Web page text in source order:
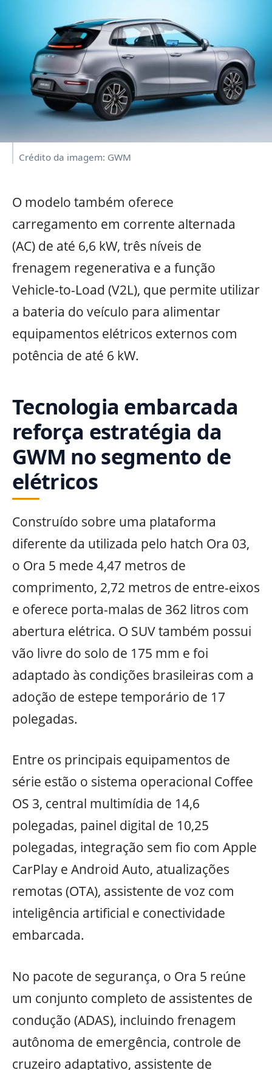
Crédito da imagem: GWM
O modelo também oferece
carregamento em corrente alternada
(AC) de até 6,6 kW, três níveis de
frenagem regenerativa e a função
Vehicle-to-Load (V2L), que permite utilizar
a bateria do veículo para alimentar
equipamentos elétricos externos com
potência de até 6 kW.
Tecnologia embarcada
reforça estratégia da
GWM no segmento de
elétricos
Construído sobre uma plataforma
diferente da utilizada pelo hatch Ora 03,
o Ora 5 mede 4,47 metros de
comprimento, 2,72 metros de entre-eixos
e oferece porta-malas de 362 litros com
abertura elétrica. O SUV também possui
vão livre do solo de 175 mm e foi
adaptado às condições brasileiras com a
adoção de estepe temporário de 17
polegadas.
Entre os principais equipamentos de
série estão o sistema operacional Coffee
OS 3, central multimídia de 14,6
polegadas, painel digital de 10,25
polegadas, integração sem fio com Apple
CarPlay e Android Auto, atualizações
remotas (OTA), assistente de voz com
inteligência artificial e conectividade
embarcada.
No pacote de segurança, o Ora 5 reúne
um conjunto completo de assistentes de
condução (ADAS), incluindo frenagem
autônoma de emergência, controle de
cruzeiro adaptativo, assistente de